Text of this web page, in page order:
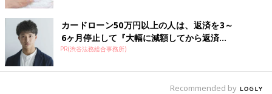
カードローン50万円以上の人は、返済を3～
6ヶ月停止して『大幅に減額してから返済...
PR(渋谷法務総合事務所)
Recommended by